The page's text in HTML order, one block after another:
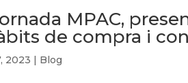
MPAC,
de compra i
2023 | Blog